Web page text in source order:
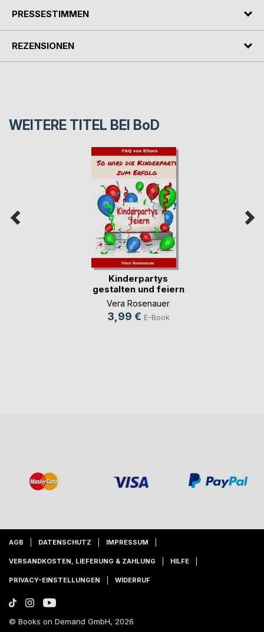
PRESSESTIMMEN
REZENSIONEN
WEITERE TITEL BEI BoD
Kinderpartys
gestalten und feiern
Vera Rosenauer
3,99 € E-Book
AGB DATENSCHUTZ IMPRESSUM
VERSANDKOSTEN, LIEFERUNG & ZAHLUNG HILFE
PRIVACY-EINSTELLUNGEN WIDERRUF
© Books on Demand GmbH, 2026